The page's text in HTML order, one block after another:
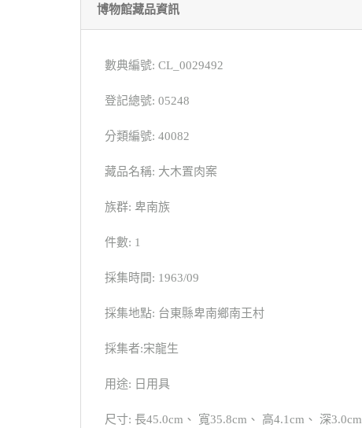
博物館藏品資訊
數典編號: CL_0029492
登記總號: 05248
分類編號: 40082
藏品名稱: 大木置肉案
族群: 卑南族
件數: 1
採集時間: 1963/09
採集地點: 台東縣卑南鄉南王村
採集者:宋龍生
用途: 日用具
尺寸: 長45.0cm、 寬35.8cm、 高4.1cm、 深3.0cm